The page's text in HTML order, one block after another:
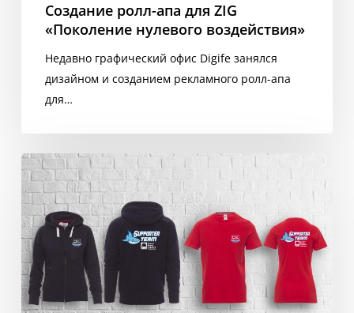
Создание ролл-апа для ZIG
«Поколение нулевого воздействия»
Недавно графический офис Digife занялся
дизайном и созданием рекламного ролл-апа
для…
Персонализированная
одежда